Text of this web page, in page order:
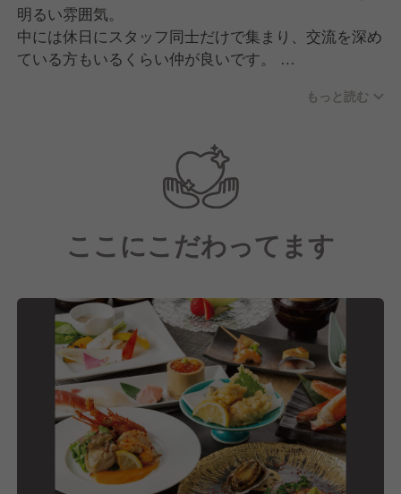
明るい雰囲気。
中には休日にスタッフ同士だけで集まり、交流を深め
ている方もいるくらい仲が良いです。
"良い空間作りはチームワークが大切"という部分に重
また、ホールと調理場それぞれのエリアマネージャー
が、各エリアごとに1名ずつ在籍。
何かあった時でもすぐに相談できる環境なので、安心
して働けます！
もっと読む
ここにこだわってます